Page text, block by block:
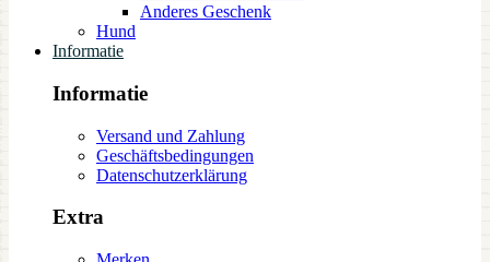
Anderes Geschenk
Hund
Informatie
Informatie
Versand und Zahlung
Geschäftsbedingungen
Datenschutzerklärung
Extra